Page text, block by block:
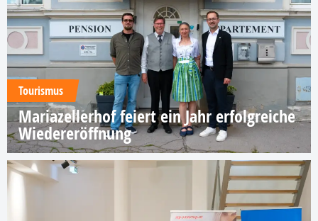
Tourismus
Mariazellerhof feiert ein Jahr erfolgreiche
Wiedereröffnung